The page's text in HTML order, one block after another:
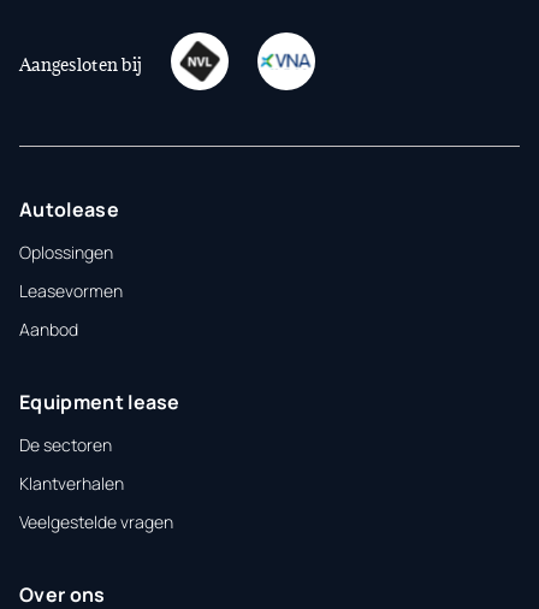
Aangesloten bij
Autolease
Oplossingen
Leasevormen
Aanbod
Equipment lease
De sectoren
Klantverhalen
Veelgestelde vragen
Over ons